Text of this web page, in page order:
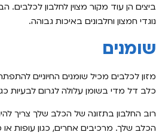
ביצים הן עוד מקור מצוין לחלבון
נוגדי חמצון וחלבונים באיכות גבוהה.
שומנים
מזון לכלבים מכיל שומנים החיוניים
כלב דל מדי בשומן עלולה לגרום לבעיות
רוב החלבון בתזונה של הכלב שלך צריך
הכלב שלך. מרכיבים אחרים, כגון עופות או